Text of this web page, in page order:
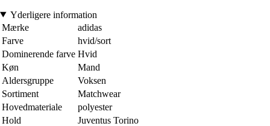
Yderligere information
Mærke
adidas
Farve
hvid/sort
Dominerende farve Hvid
Køn
Mand
Aldersgruppe
Voksen
Sortiment
Matchwear
Hovedmateriale
polyester
Hold
Juventus Torino